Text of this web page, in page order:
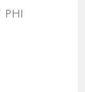
PHI